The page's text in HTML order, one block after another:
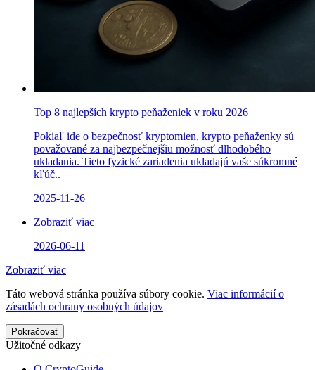
Top 8 najlepších krypto peňaženiek v roku 2026
Pokiaľ ide o bezpečnosť kryptomien, krypto peňaženky sú
považované za najbezpečnejšiu možnosť dlhodobého
ukladania. Tieto fyzické zariadenia ukladajú vaše súkromné
kľúč..
2025-11-26
Zobraziť viac
2026-06-11
Zobraziť viac
Táto webová stránka používa súbory cookie. Viac informácií o
zásadách ochrany osobných údajov
Pokračovať
Užitočné odkazy